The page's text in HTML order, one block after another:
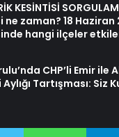
KESİNTİSİ
zaman? 18
hangi ilçeler
CHP’li Emir ile
Tartışması: Siz